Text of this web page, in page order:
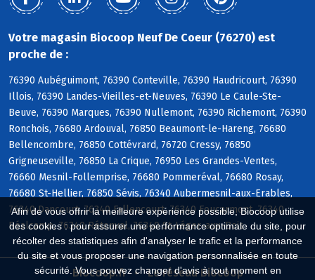
Afin de vous offrir la meilleure expérience possible, Biocoop utilise
des cookies : pour assurer une performance optimale du site, pour
récolter des statistiques afin d'analyser le trafic et la performance
du site et vous proposer une navigation personnalisée en toute
sécurité. Vous pouvez changer d'avis à tout moment en
Votre magasin Biocoop Neuf De Coeur (76270) est
proche de :
76390 Aubéguimont, 76390 Conteville, 76390 Haudricourt, 76390
Illois, 76390 Landes-Vieilles-et-Neuves, 76390 Le Caule-Ste-
Beuve, 76390 Marques, 76390 Nullemont, 76390 Richemont, 76390
Ronchois, 76680 Ardouval, 76850 Beaumont-le-Hareng, 76680
Bellencombre, 76850 Cottévrard, 76720 Cressy, 76850
Grigneuseville, 76850 La Crique, 76950 Les Grandes-Ventes,
76660 Mesnil-Follemprise, 76680 Pommeréval, 76680 Rosay,
76680 St-Hellier, 76850 Sévis, 76340 Aubermesnil-aux-Erables,
76340 Dancourt, 76340 Fallencourt, 76340 Foucarmont, 76340
Réalcamp, 76340 Rétonval, 76340 St-Léger-aux-Bois
Biocoop.fr Le réseau Biocoop